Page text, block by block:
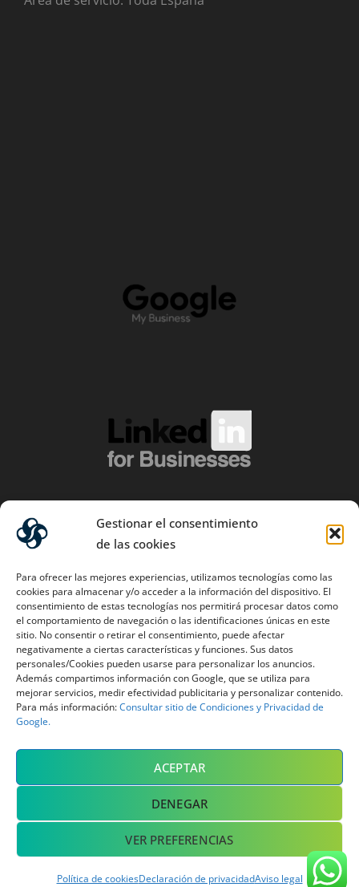
Gestionar el consentimiento
de las cookies
Para ofrecer las mejores experiencias, utilizamos tecnologías como las
cookies para almacenar y/o acceder a la información del dispositivo. El
consentimiento de estas tecnologías nos permitirá procesar datos como
el comportamiento de navegación o las identificaciones únicas en este
sitio. No consentir o retirar el consentimiento, puede afectar
negativamente a ciertas características y funciones. Sus datos
personales/Cookies pueden usarse para personalizar los anuncios.
Además compartimos información con Google, que se utiliza para
mejorar servicios, medir efectividad publicitaria y personalizar contenido.
Para más información:Consultar sitio de Condiciones y Privacidad de
Google.
ACEPTAR
DENEGAR
VER PREFERENCIAS
Política de cookiesDeclaración de privacidadAviso legal
. Todos los
Catch Themes